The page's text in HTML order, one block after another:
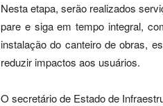
Nesta etapa, serão realizados
pare e siga em tempo integral,
instalação do canteiro de obras,
reduzir impactos aos usuários.
O secretário de Estado de